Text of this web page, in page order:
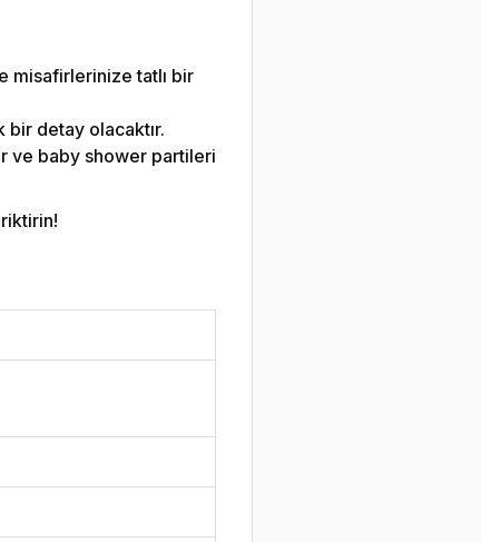
misafirlerinize tatlı bir
bir detay olacaktır.
ve baby shower partileri